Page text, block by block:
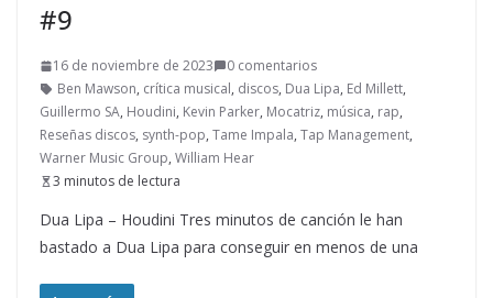
#9
16 de noviembre de 2023
0 comentarios
Ben Mawson, crítica musical, discos, Dua Lipa, Ed Millett,
Guillermo SA, Houdini, Kevin Parker, Mocatriz, música, rap,
Reseñas discos, synth-pop, Tame Impala, Tap Management,
Warner Music Group, William Hear
3 minutos de lectura
Dua Lipa – Houdini Tres minutos de canción le han
bastado a Dua Lipa para conseguir en menos de una